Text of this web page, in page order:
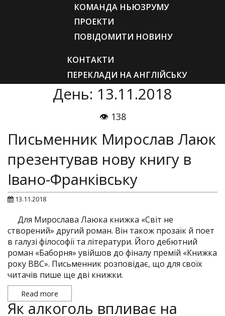
КОМАНДА НЬЮЗРУМУ
ПРОЕКТИ
ПОВІДОМИТИ НОВИНУ
КОНТАКТИ
ПЕРЕКЛАДИ НА АНГЛІЙСЬКУ
День: 13.11.2018
👁 138
Письменник Мирослав Лаюк
презентував нову книгу в
Івано-Франківську
13.11.2018
Для Мирослава Лаюка книжка «Світ не
створений» другий роман. Він також прозаїк й поет
в галузі філософії та літератури. Його дебютний
роман «Баборня» увійшов до фіналу премій «Книжка
року BBC». Письменник розповідає, що для своїх
читачів пише ще дві книжки.
Read more
Як алкоголь впливає на